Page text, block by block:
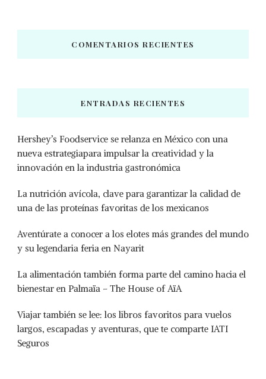
COMENTARIOS RECIENTES
ENTRADAS RECIENTES
Hershey’s Foodservice se relanza en México con una
nueva estrategiapara impulsar la creatividad y la
innovación en la industria gastronómica
La nutrición avícola, clave para garantizar la calidad de
una de las proteínas favoritas de los mexicanos
Aventúrate a conocer a los elotes más grandes del mundo
y su legendaria feria en Nayarit
La alimentación también forma parte del camino hacia el
bienestar en Palmaïa – The House of AïA
Viajar también se lee: los libros favoritos para vuelos
largos, escapadas y aventuras, que te comparte IATI
Seguros